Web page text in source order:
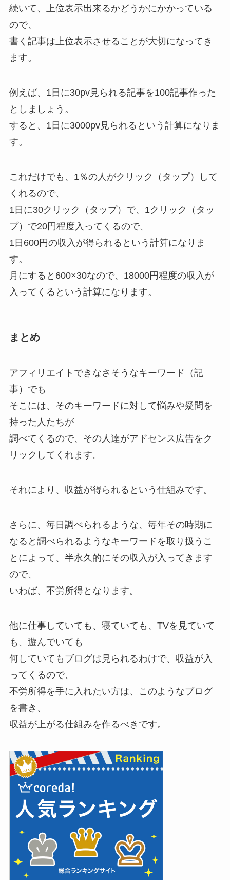
続いて、上位表示出来るかどうかにかかっている
ので、
書く記事は上位表示させることが大切になってき
ます。
例えば、1日に30pv見られる記事を100記事作った
としましょう。
すると、1日に3000pv見られるという計算になりま
す。
これだけでも、1％の人がクリック（タップ）して
くれるので、
1日に30クリック（タップ）で、1クリック（タッ
プ）で20円程度入ってくるので、
1日600円の収入が得られるという計算になりま
す。
月にすると600×30なので、18000円程度の収入が
入ってくるという計算になります。
まとめ
アフィリエイトできなさそうなキーワード（記
事）でも
そこには、そのキーワードに対して悩みや疑問を
持った人たちが
調べてくるので、その人達がアドセンス広告をク
リックしてくれます。
それにより、収益が得られるという仕組みです。
さらに、毎日調べられるような、毎年その時期に
なると調べられるようなキーワードを取り扱うこ
とによって、半永久的にその収入が入ってきます
ので、
いわば、不労所得となります。
他に仕事していても、寝ていても、TVを見ていて
も、遊んでいても
何していてもブログは見られるわけで、収益が入
ってくるので、
不労所得を手に入れたい方は、このようなブログ
を書き、
収益が上がる仕組みを作るべきです。